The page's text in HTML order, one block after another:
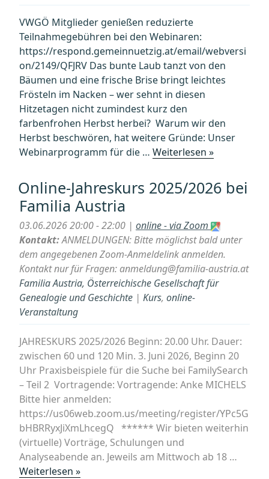
VWGÖ Mitglieder genießen reduzierte
Teilnahmegebühren bei den Webinaren:
https://respond.gemeinnuetzig.at/email/webversi
on/2149/QFJRV Das bunte Laub tanzt von den
Bäumen und eine frische Brise bringt leichtes
Frösteln im Nacken – wer sehnt in diesen
Hitzetagen nicht zumindest kurz den
farbenfrohen Herbst herbei? Warum wir den
Herbst beschwören, hat weitere Gründe: Unser
Webinarprogramm für die … Weiterlesen »„VWGÖ-
Bündnis
Online-Jahreskurs 2025/2026 bei
Familia Austria
03.06.2026 20:00 - 22:00 | online - via Zoom
Kontakt:ANMELDUNGEN: Bitte möglichst bald unter
dem angegebenen Zoom-Anmeldelink anmelden.
Kontakt nur für Fragen: anmeldung@familia-austria.at
Familia Austria, Österreichische Gesellschaft für
Genealogie und Geschichte | Kurs, online-
Veranstaltung
JAHRESKURS 2025/2026 Beginn: 20.00 Uhr. Dauer:
zwischen 60 und 120 Min. 3. Juni 2026, Beginn 20
Uhr Praxisbeispiele für die Suche bei FamilySearch
– Teil 2 Vortragende: Vortragende: Anke MICHELS
Bitte hier anmelden:
https://us06web.zoom.us/meeting/register/YPc5G
bHBRRyxJiXmLhcegQ ****** Wir bieten weiterhin
(virtuelle) Vorträge, Schulungen und
Analyseabende an. Jeweils am Mittwoch ab 18 …
Weiterlesen »„Online-